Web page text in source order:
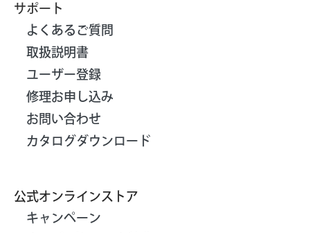
サポート
よくあるご質問
取扱説明書
ユーザー登録
修理お申し込み
お問い合わせ
カタログダウンロード
公式オンラインストア
キャンペーン